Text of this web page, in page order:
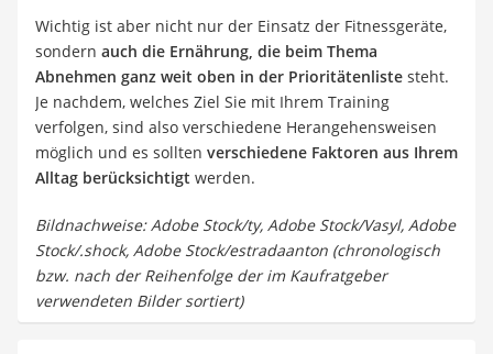
Wichtig ist aber nicht nur der Einsatz der Fitnessgeräte,
sondern auch die Ernährung, die beim Thema
Abnehmen ganz weit oben in der Prioritätenliste steht.
Je nachdem, welches Ziel Sie mit Ihrem Training
verfolgen, sind also verschiedene Herangehensweisen
möglich und es sollten verschiedene Faktoren aus Ihrem
Alltag berücksichtigt werden.
Bildnachweise: Adobe Stock/ty, Adobe Stock/Vasyl, Adobe
Stock/.shock, Adobe Stock/estradaanton (chronologisch
bzw. nach der Reihenfolge der im Kaufratgeber
verwendeten Bilder sortiert)